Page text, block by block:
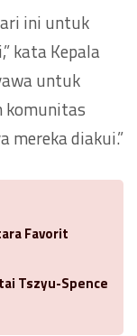
ini untuk
kata Kepala
untuk
komunitas
mereka diakui.”
Favorit
Tszyu-Spence